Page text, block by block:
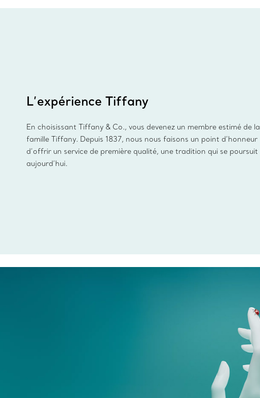
L’expérience Tiffany
En choisissant Tiffany & Co., vous devenez un membre estimé de la
famille Tiffany. Depuis 1837, nous nous faisons un point d’honneur
d’offrir un service de première qualité, une tradition qui se poursuit
aujourd’hui.